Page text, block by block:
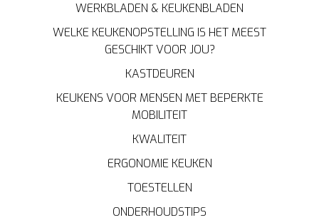
WERKBLADEN & KEUKENBLADEN
WELKE KEUKENOPSTELLING IS HET MEEST
GESCHIKT VOOR JOU?
KASTDEUREN
KEUKENS VOOR MENSEN MET BEPERKTE
MOBILITEIT
KWALITEIT
ERGONOMIE KEUKEN
TOESTELLEN
ONDERHOUDSTIPS